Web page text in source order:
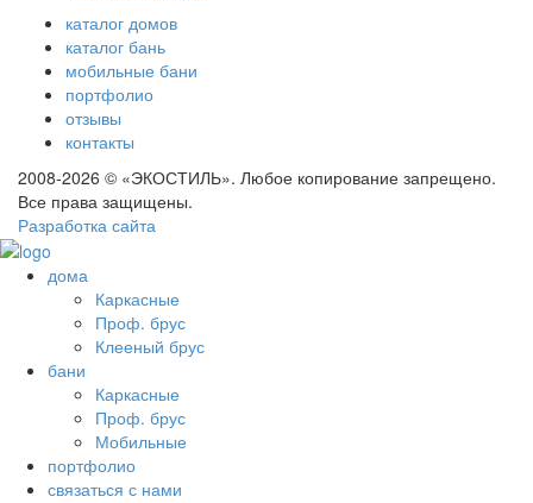
каталог домов
каталог бань
мобильные бани
портфолио
отзывы
контакты
2008-2026 © «ЭКОСТИЛЬ». Любое копирование запрещено.
Все права защищены.
Разработка сайта
дома
Каркасные
Проф. брус
Клееный брус
бани
Каркасные
Проф. брус
Мобильные
портфолио
связаться с нами